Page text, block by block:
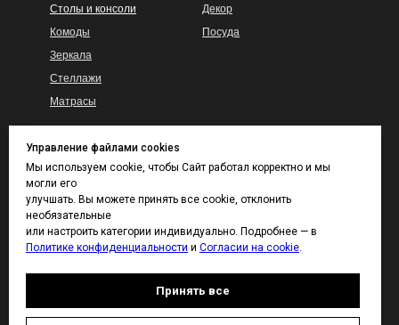
Управление файлами cookies
Мы используем cookie, чтобы Сайт работал корректно и мы
могли его
улучшать. Вы можете принять все cookie, отклонить
необязательные
или настроить категории индивидуально. Подробнее — в
Политике конфиденциальности и Согласии на cookie
Принять все
Декор
Посуда
Столы и консоли
Комоды
Зеркала
Стеллажи
Матрасы
КАТАЛОГ ТКАНЕЙ
И ВЫКРАСОВ
Покупателям
Каталог тканей
Каталог отделок дерева
Гарантия
Контакты